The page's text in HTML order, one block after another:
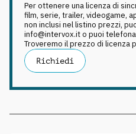
Per ottenere una licenza di
film, serie, trailer, videogame,
non inclusi nel listino prezzi,
info@intervox.it o puoi
Troveremo il prezzo di licenza
Richiedi